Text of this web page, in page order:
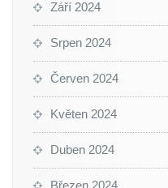
Září 2024
Srpen 2024
Červen 2024
Květen 2024
Duben 2024
Březen 2024